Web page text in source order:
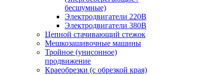
бесшумные)
Электродвигатели 220В
Электродвигатели 380В
Цепной стачивающий стежок
Мешкозашивочные машины
Тройное (унисонное)
продвижение
Краеобрезки (с обрезкой края)